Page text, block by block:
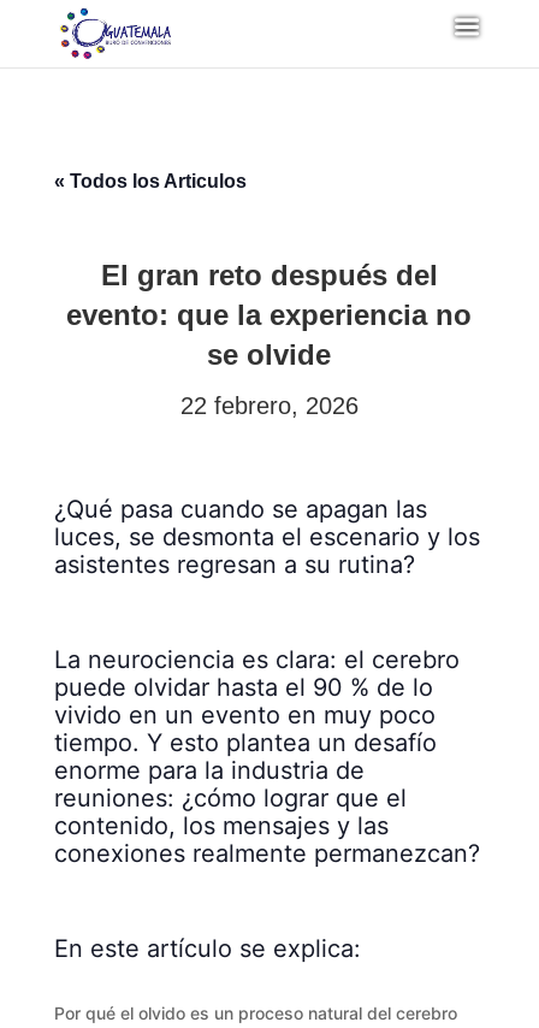
« Todos los Articulos
El gran reto después del
evento: que la experiencia no
se olvide
22 febrero, 2026
¿Qué pasa cuando se apagan las
luces, se desmonta el escenario y los
asistentes regresan a su rutina?
La neurociencia es clara: el cerebro
puede olvidar hasta el 90 % de lo
vivido en un evento en muy poco
tiempo. Y esto plantea un desafío
enorme para la industria de
reuniones: ¿cómo lograr que el
contenido, los mensajes y las
conexiones realmente permanezcan?
En este artículo se explica:
Por qué el olvido es un proceso natural del cerebro